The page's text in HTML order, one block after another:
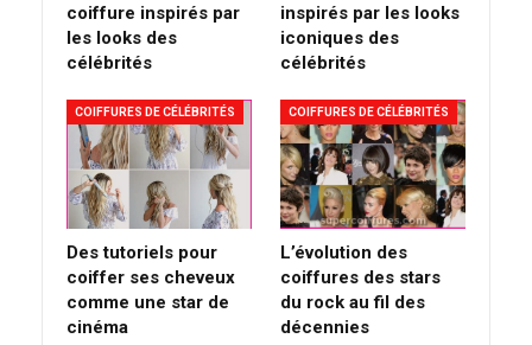
coiffure inspirés par
les looks des
célébrités
inspirés par les looks
iconiques des
célébrités
COIFFURES DE CÉLÉBRITÉS
Des tutoriels pour
coiffer ses cheveux
comme une star de
cinéma
COIFFURES DE CÉLÉBRITÉS
L’évolution des
coiffures des stars
du rock au fil des
décennies